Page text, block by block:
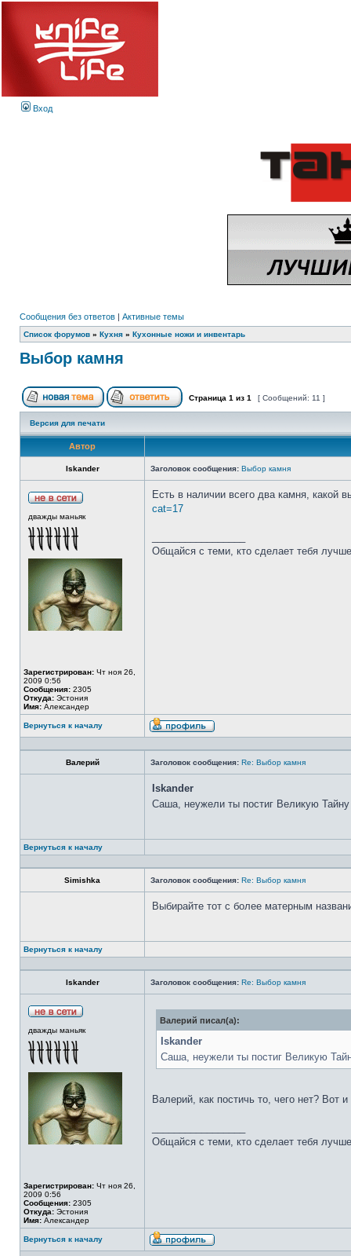
Вход
Сообщения без ответов | Активные темы
Список форумов » Кухня » Кухонные ножи и инвентарь
Выбор камня
Страница 1 из 1 [ Сообщений: 11 ]
Версия для печати
Автор
Iskander Заголовок сообщения: Выбор камня
дважды маньяк
Зарегистрирован: Чт ноя 26,
2009 0:56
Сообщения: 2305
Откуда: Эстония
Имя: Александер
Есть в наличии всего два камня, какой
cat=17
Общайся с теми, кто сделает тебя
Вернуться к началу
Валерий Заголовок сообщения: Re: Выбор камня
Iskander
Саша, неужели ты постиг Великую
Вернуться к началу
Simishka Заголовок сообщения: Re: Выбор камня
Выбирайте тот с более матерным
Вернуться к началу
Iskander Заголовок сообщения: Re: Выбор камня
дважды маньяк
Зарегистрирован: Чт ноя 26,
2009 0:56
Сообщения: 2305
Откуда: Эстония
Имя: Александер
Валерий писал(а):
Iskander
Саша, неужели ты постиг Великую
Валерий, как постичь то, чего нет? Вот
Общайся с теми, кто сделает тебя
Вернуться к началу